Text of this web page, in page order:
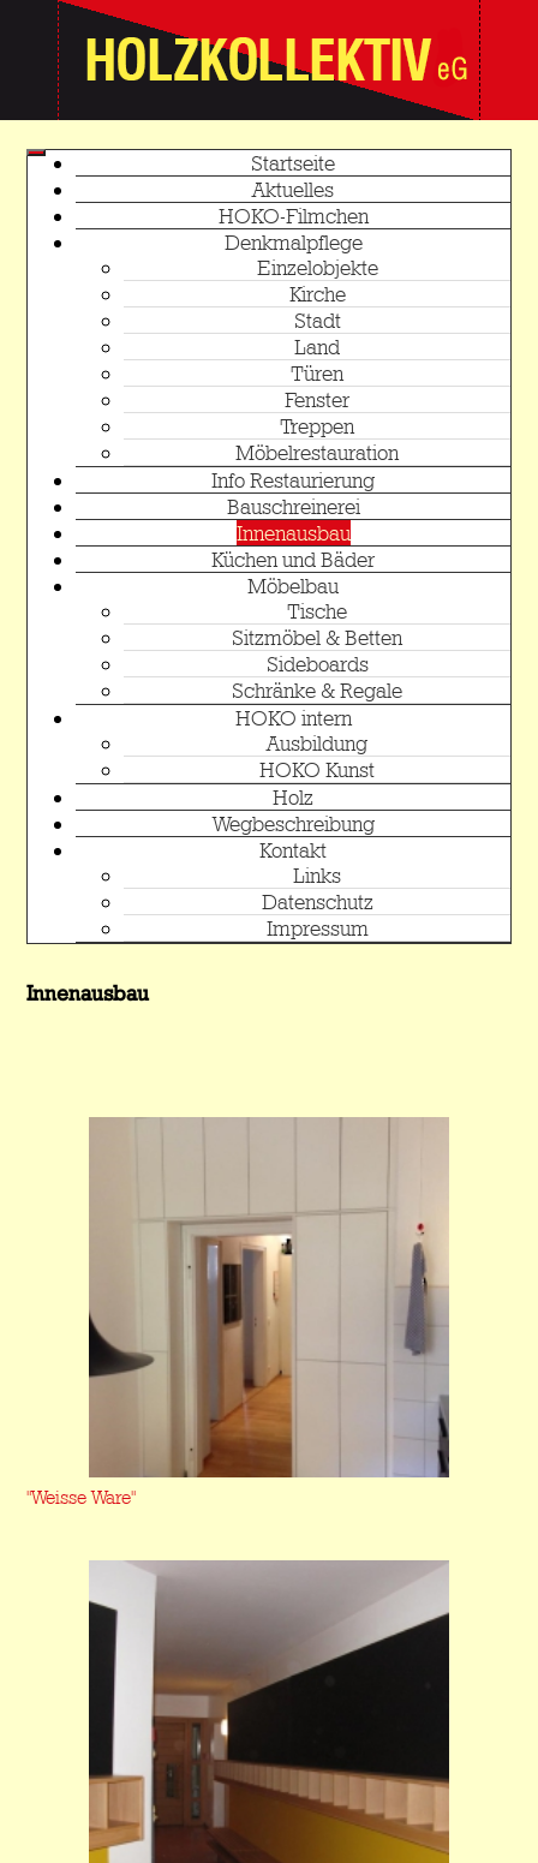
Startseite
Aktuelles
HOKO-Filmchen
Denkmalpflege
Einzelobjekte
Kirche
Stadt
Land
Türen
Fenster
Treppen
Möbelrestauration
Info Restaurierung
Bauschreinerei
Innenausbau
Küchen und Bäder
Möbelbau
Tische
Sitzmöbel & Betten
Sideboards
Schränke & Regale
HOKO intern
Ausbildung
HOKO Kunst
Holz
Wegbeschreibung
Kontakt
Links
Datenschutz
Impressum
Innenausbau
"Weisse Ware"